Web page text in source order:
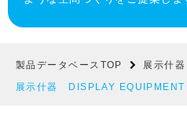
製品データベースTOP
展示什器
展示什器 DISPLAY